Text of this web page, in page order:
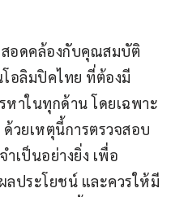
สอดคล้องกับคุณสมบัติ
อลิมปิคไทย ที่ต้องมี
หาในทุกด้าน โดยเฉพาะ
วยเหตุนี้การตรวจสอบ
เป็นอย่างยิ่ง เพื่อ
ลประโยชน์ และควรให้มี